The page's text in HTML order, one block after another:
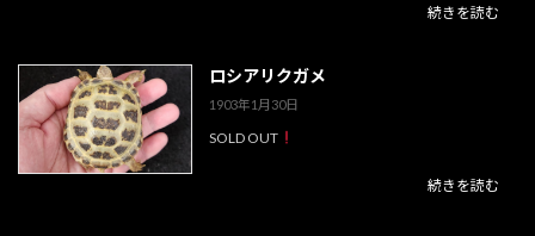
続きを読む
ロシアリクガメ
1903年1月30日
SOLD OUT
続きを読む